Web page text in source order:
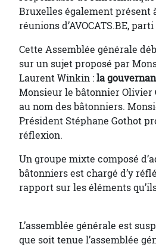
Bruxelles également présent
réunions d’AVOCATS.BE,
Cette Assemblée générale
sur un sujet proposé par
Laurent Winkin :la
Monsieur le bâtonnier
au nom des bâtonniers.
Président Stéphane Gothot
réflexion.
Un groupe mixte composé
bâtonniers est chargé d’y
rapport sur les éléments
L’assemblée générale est
que soit tenue l’assemblée